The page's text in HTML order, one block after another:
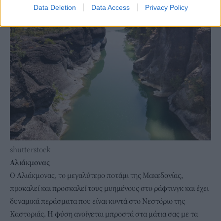
Data Deletion Data Access Privacy Policy
shutterstock
Αλιάκμονας
Ο Αλιάκμονας, το μεγαλύτερο ποτάμι της Μακεδονίας,
προκαλεί και προσκαλεί τους μυημένους στο ράφτινγκ και έχει
δυναμικά περάσματα που είναι κοντά στο Νεστόριο της
Καστοριάς. Η φύση ανοίγεται μπροστά στα μάτια σας με τα